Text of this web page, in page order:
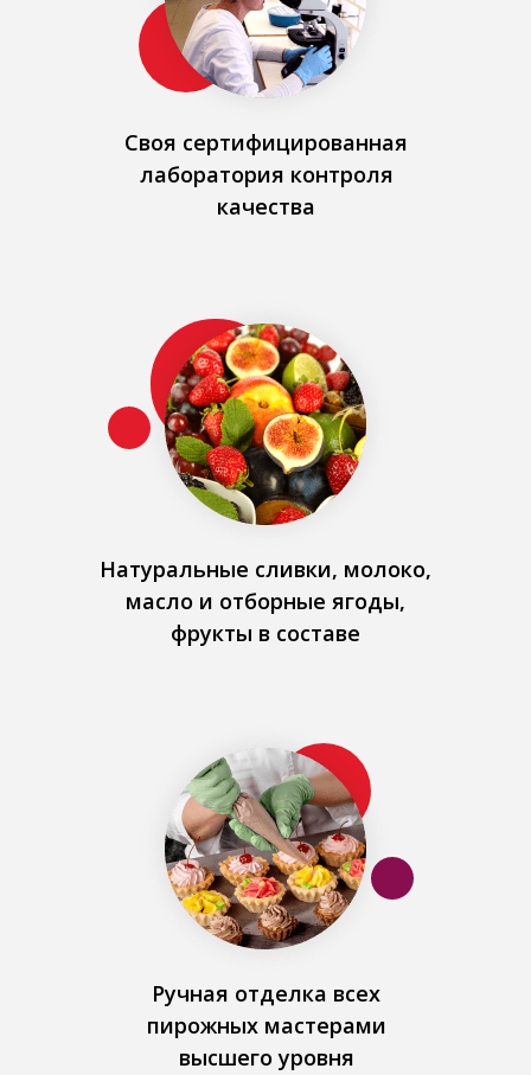
Ручная отделка всех
пирожных мастерами
высшего уровня
Натуральные сливки, молоко,
масло и отборные ягоды,
фрукты в составе
Своя сертифицированная
лаборатория контроля
качества